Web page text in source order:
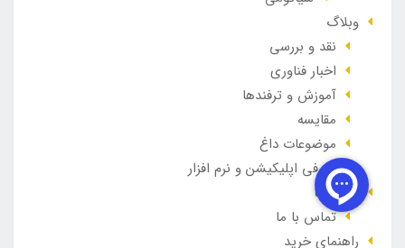
وبلاگ
نقد و بررسی
اخبار فناوری
آموزش و ترفندها
مقایسه
موضوعات داغ
معرفی اپلیکیشن و نرم افزار
درباره ما
تماس با ما
راهنمای خرید